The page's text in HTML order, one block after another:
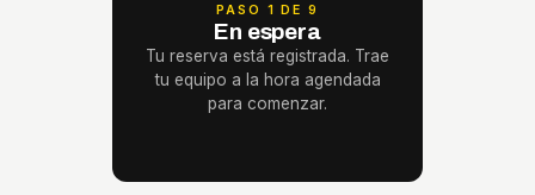
PASO 1 DE 9
En espera
Tu reserva está registrada. Trae
tu equipo a la hora agendada
para comenzar.